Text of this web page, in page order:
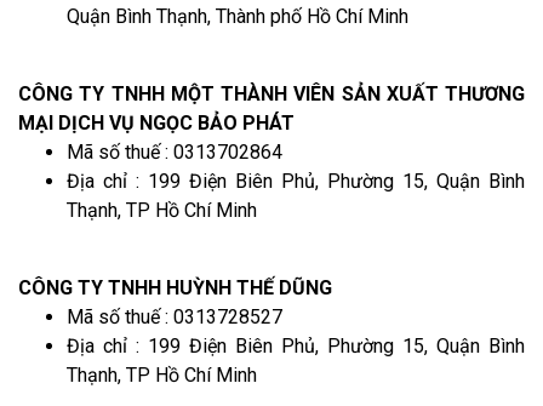
Quận Bình Thạnh, Thành phố Hồ Chí Minh
CÔNG TY TNHH MỘT THÀNH VIÊN SẢN XUẤT THƯƠNG
MẠI DỊCH VỤ NGỌC BẢO PHÁT
Mã số thuế : 0313702864
Địa chỉ : 199 Điện Biên Phủ, Phường 15, Quận Bình
Thạnh, TP Hồ Chí Minh
CÔNG TY TNHH HUỲNH THẾ DŨNG
Mã số thuế : 0313728527
Địa chỉ : 199 Điện Biên Phủ, Phường 15, Quận Bình
Thạnh, TP Hồ Chí Minh